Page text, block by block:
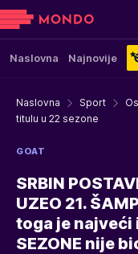
Naslovna Najnovije
Naslovna Sport
titulu u 22 sezone
GOAT
SRBIN
UZEO 21.
toga je najveći
SEZONE nije